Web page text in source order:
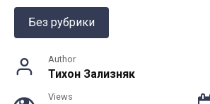
Без рубрики
Author
Тихон Зализняк
Views